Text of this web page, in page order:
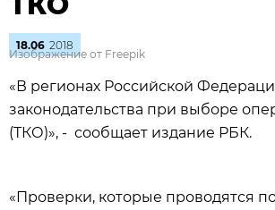
18.06 2018
Изображение от Freepik
«В регионах Российской
законодательства при выборе
(ТКО)», - сообщает издание РБК.
«Проверки, которые проводятся